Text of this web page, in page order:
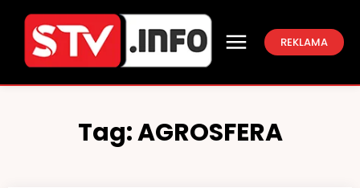
REKLAMA
Tag:AGROSFERA